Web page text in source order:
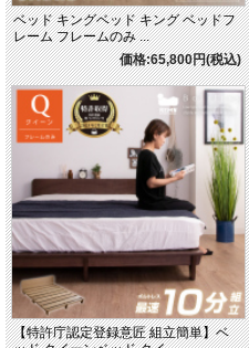
ベッド キングベッド キング ベッドフ
レーム フレームのみ ...
価格:65,800円(税込)
【特許庁認定登録意匠 組立簡単】ベ